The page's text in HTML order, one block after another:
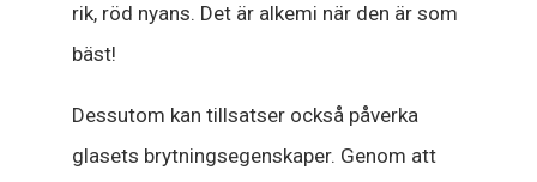
rik, röd nyans. Det är alkemi när den är som
bäst!
Dessutom kan tillsatser också påverka
glasets brytningsegenskaper. Genom att